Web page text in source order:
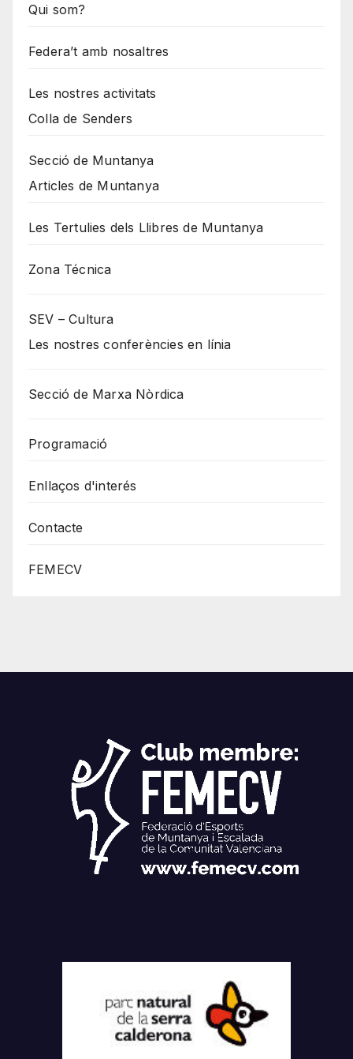
Qui som?
Federa’t amb nosaltres
Les nostres activitats
Colla de Senders
Secció de Muntanya
Articles de Muntanya
Les Tertulies dels Llibres de Muntanya
Zona Técnica
SEV – Cultura
Les nostres conferències en línia
Secció de Marxa Nòrdica
Programació
Enllaços d'interés
Contacte
FEMECV